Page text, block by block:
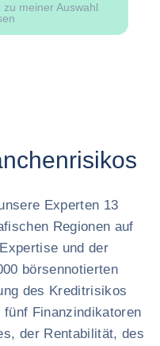
meiner Auswahl
Experten 13
Regionen auf
und der
börsennotierten
des Kreditrisikos
Finanzindikatoren
der Rentabilität, des